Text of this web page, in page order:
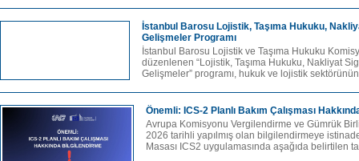
İstanbul Barosu Lojistik, Taşıma Hukuku,
Gelişmeler Programı
İstanbul Barosu Lojistik ve Taşıma Hukuku
düzenlenen “Lojistik, Taşıma Hukuku, Nakliyat
Gelişmeler” programı, hukuk ve lojistik
Önemli: ICS-2 Planlı Bakım Çalışması
Avrupa Komisyonu Vergilendirme ve Gümrük
2026 tarihli yapılmış olan bilgilendirmeye
Masası ICS2 uygulamasında aşağıda belirtilen